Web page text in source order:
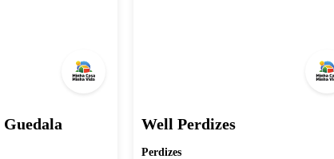
Well Perdizes
Perdizes